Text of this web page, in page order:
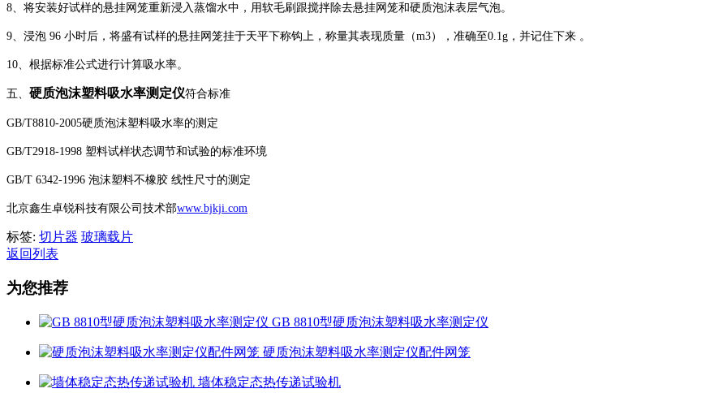
8、将安装好试样的悬挂网笼重新浸入蒸馏水中，用软毛刷跟搅拌除去悬挂网笼和硬质泡沫表层气泡。
9、浸泡 96 小时后，将盛有试样的悬挂网笼挂于天平下称钩上，称量其表现质量（m3），准确至0.1g，并记住下来 。
10、根据标准公式进行计算吸水率。
五、 硬质泡沫塑料吸水率测定仪符合标准
GB/T8810-2005硬质泡沫塑料吸水率的测定
GB/T2918-1998 塑料试样状态调节和试验的标准环境
GB/T 6342-1996 泡沫塑料不橡胶 线性尺寸的测定
北京鑫生卓锐科技有限公司技术部www.bjkji.com
标签: 切片器 玻璃载片
返回列表
为您推荐
GB 8810型硬质泡沫塑料吸水率测定仪
硬质泡沫塑料吸水率测定仪配件网笼
墙体稳定态热传递试验机